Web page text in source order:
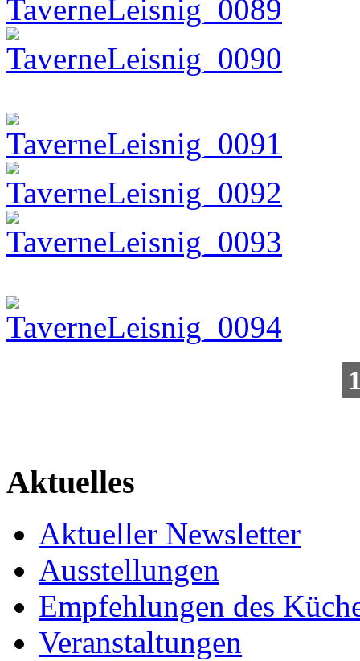
Aktuelles
Aktueller Newsletter
Ausstellungen
Empfehlungen des
Veranstaltungen